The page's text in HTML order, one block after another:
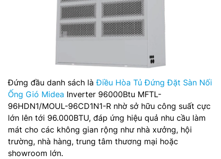
Đứng đầu danh sách làĐiều Hòa Tủ Đứng Đặt Sàn Nối
Ống Gió Midea Inverter 96000Btu MFTL-
96HDN1/MOUL-96CD1N1-R nhờ sở hữu công suất cực
lớn lên tới 96.000BTU, đáp ứng hiệu quả nhu cầu làm
mát cho các không gian rộng như nhà xưởng, hội
trường, nhà hàng, trung tâm thương mại hoặc
showroom lớn.